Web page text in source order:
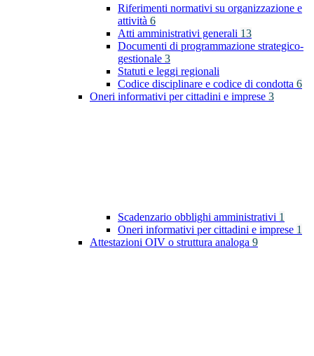
Riferimenti normativi su organizzazione e
attività 6
Atti amministrativi generali 13
Documenti di programmazione strategico-
gestionale 3
Statuti e leggi regionali
Codice disciplinare e codice di condotta 6
Oneri informativi per cittadini e imprese 3
Scadenzario obblighi amministrativi 1
Oneri informativi per cittadini e imprese 1
Attestazioni OIV o struttura analoga 9